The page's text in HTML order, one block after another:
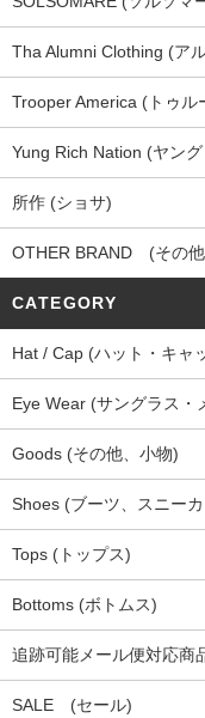
Tha Alumni Clothing (ア
Trooper America (トゥル
Yung Rich Nation (ヤン
所作 (ショサ)
OTHER BRAND (その
CATEGORY
Hat / Cap (ハット・キャ
Eye Wear (サングラス・
Goods (その他、小物)
Shoes (ブーツ、スニー
Tops (トップス)
Bottoms (ボトムス)
追跡可能メール便対応商
SALE (セール)